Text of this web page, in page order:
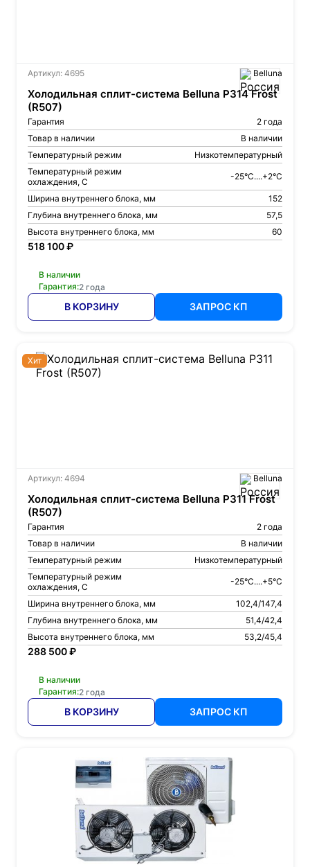
Артикул: 4695 Belluna
Холодильная сплит-система Belluna P314 Frost
(R507)
Гарантия
2 года
Товар в наличии
В наличии
Температурный режим
Низкотемпературный
Температурный режим
охлаждения, С
-25°C....+2°C
Ширина внутреннего блока, мм
152
Глубина внутреннего блока, мм
57,5
Высота внутреннего блока, мм
60
518 100 ₽
В наличии
Гарантия:2 года
В КОРЗИНУ ЗАПРОС КП
Артикул: 4694 Belluna
Холодильная сплит-система Belluna P311 Frost
(R507)
Гарантия
2 года
Товар в наличии
В наличии
Температурный режим
Низкотемпературный
Температурный режим
охлаждения, С
-25°C....+5°C
Ширина внутреннего блока, мм
102,4/147,4
Глубина внутреннего блока, мм
51,4/42,4
Высота внутреннего блока, мм
53,2/45,4
Хит
288 500 ₽
В наличии
Гарантия:2 года
В КОРЗИНУ ЗАПРОС КП